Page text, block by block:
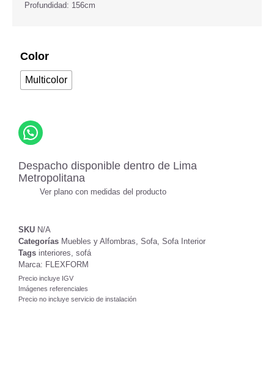
Profundidad: 156cm
Color
Multicolor
Despacho disponible dentro de Lima
Metropolitana
Ver plano con medidas del producto
SKU N/A
Categorías Muebles y Alfombras, Sofa, Sofa Interior
Tags interiores, sofá
Marca: FLEXFORM
Precio incluye IGV
Imágenes referenciales
Precio no incluye servicio de instalación